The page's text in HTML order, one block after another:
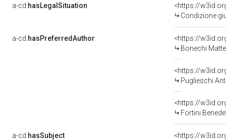
a-cd:hasLegalSituation
<https://
Condizione
a-cd:hasPreferredAuthor
<https://
Bonechi
<https://
Puglieschi
<https://
Fortini
a-cd:hasSubject
<https://